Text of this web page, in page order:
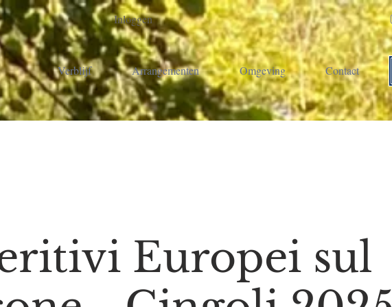
Inloggen
Verblijf Arrangementen Omgeving Contact
Europei sul